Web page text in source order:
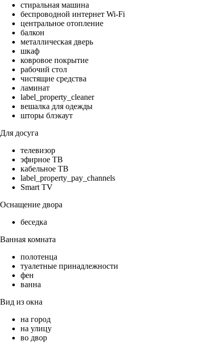
стиральная машина
беспроводной интернет Wi-Fi
центральное отопление
балкон
металлическая дверь
шкаф
ковровое покрытие
рабочий стол
чистящие средства
ламинат
label_property_cleaner
вешалка для одежды
шторы блэкаут
Для досуга
телевизор
эфирное ТВ
кабельное ТВ
label_property_pay_channels
Smart TV
Оснащение двора
беседка
Ванная комната
полотенца
туалетные принадлежности
фен
ванна
Вид из окна
на город
на улицу
во двор